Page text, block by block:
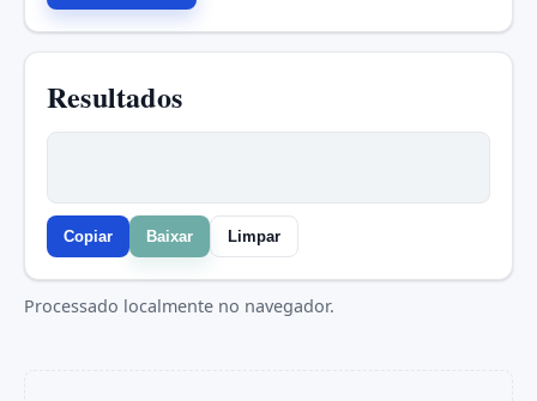
Resultados
Copiar Baixar Limpar
Processado localmente no navegador.